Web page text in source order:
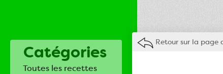
Catégories
Toutes les recettes
Retour sur la page